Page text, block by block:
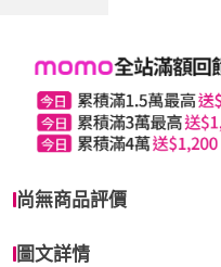
尚無商品評價
圖文詳情